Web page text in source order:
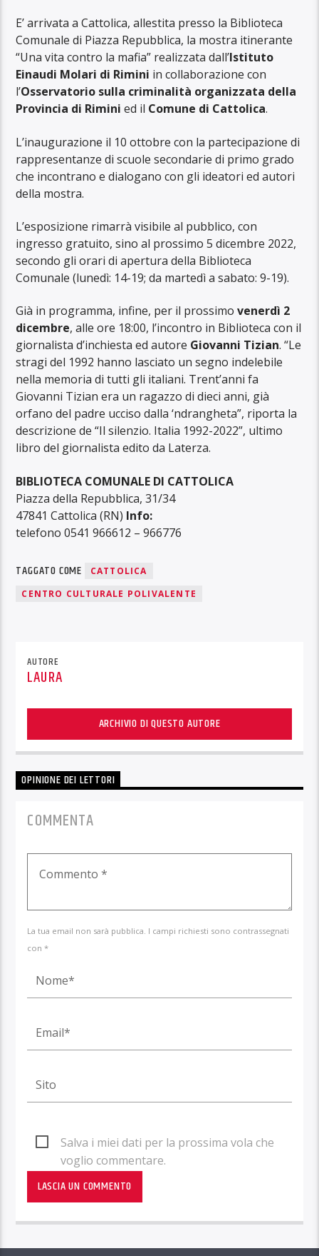
E’ arrivata a Cattolica, allestita presso la Biblioteca
Comunale di Piazza Repubblica, la mostra itinerante
“Una vita contro la mafia” realizzata dall’Istituto
Einaudi Molari di Rimini in collaborazione con
l’Osservatorio sulla criminalità organizzata della
Provincia di Rimini ed il Comune di Cattolica.
L’inaugurazione il 10 ottobre con la partecipazione di
rappresentanze di scuole secondarie di primo grado
che incontrano e dialogano con gli ideatori ed autori
della mostra.
L’esposizione rimarrà visibile al pubblico, con
ingresso gratuito, sino al prossimo 5 dicembre 2022,
secondo gli orari di apertura della Biblioteca
Comunale (lunedì: 14-19; da martedì a sabato: 9-19).
Già in programma, infine, per il prossimovenerdì 2
dicembre, alle ore 18:00, l’incontro in Biblioteca con il
giornalista d’inchiesta ed autore Giovanni Tizian. “Le
stragi del 1992 hanno lasciato un segno indelebile
nella memoria di tutti gli italiani. Trent’anni fa
Giovanni Tizian era un ragazzo di dieci anni, già
orfano del padre ucciso dalla ‘ndrangheta”, riporta la
descrizione de “Il silenzio. Italia 1992-2022”, ultimo
libro del giornalista edito da Laterza.
BIBLIOTECA COMUNALE DI CATTOLICA
Piazza della Repubblica, 31/34
47841 Cattolica (RN) Info:
telefono 0541 966612 – 966776
TAGGATO COME
CATTOLICA
CENTRO CULTURALE POLIVALENTE
AUTORE
LAURA
ARCHIVIO DI QUESTO AUTORE
OPINIONE DEI LETTORI
COMMENTA
La tua email non sarà pubblica. I campi richiesti sono contrassegnati
con *
Salva i miei dati per la prossima vola che
voglio commentare.